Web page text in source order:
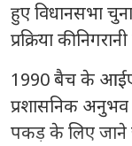
हुए विधानसभा
प्रक्रिया की
1990 बैच के
प्रशासनिक
पकड़ के लिए जाने